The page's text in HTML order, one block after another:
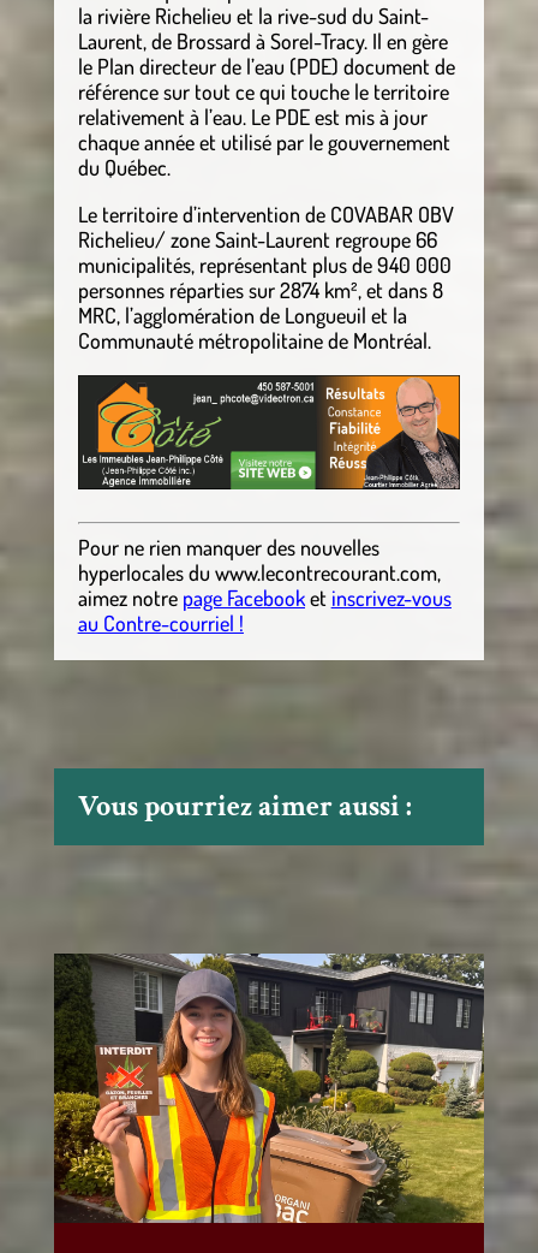
la rivière Richelieu et la rive-sud du Saint-
Laurent, de Brossard à Sorel-Tracy. Il en gère
le Plan directeur de l’eau (PDE) document de
référence sur tout ce qui touche le territoire
relativement à l’eau. Le PDE est mis à jour
chaque année et utilisé par le gouvernement
du Québec.
Le territoire d’intervention de COVABAR OBV
Richelieu/ zone Saint-Laurent regroupe 66
municipalités, représentant plus de 940 000
personnes réparties sur 2874 km², et dans 8
MRC, l’agglomération de Longueuil et la
Communauté métropolitaine de Montréal.
Pour ne rien manquer des nouvelles
hyperlocalesdu www.lecontrecourant.com,
aimez notre page Facebooket inscrivez-vous
au Contre-courriel !
Vous pourriez aimer aussi :